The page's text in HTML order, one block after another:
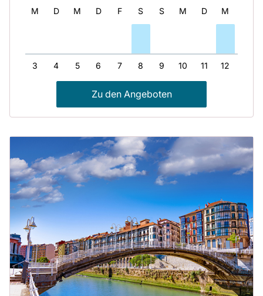
M
3
D
4
M
5
D
6
F
7
S
8
S
9
M
10
D
11
M
12
Zu den Angeboten